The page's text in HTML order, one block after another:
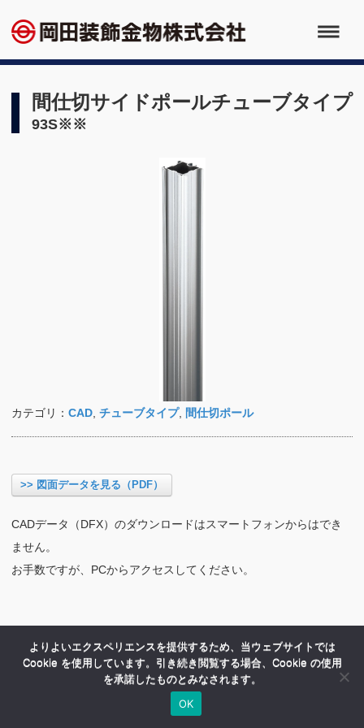
間仕切サイドポールチューブタイプ
93S※※
カテゴリ： CAD チューブタイプ, 間仕切ポール
>> 図面データを見る（PDF）
CADデータ（DFX）のダウンロードはスマートフォンからはでき
ません。
お手数ですが、PCからアクセスしてください。
よりよいエクスペリエンスを提供するため、当ウェブサイトでは
Cookie を使用しています。引き続き閲覧する場合、Cookie の使用
を承諾したものとみなされます。
OK